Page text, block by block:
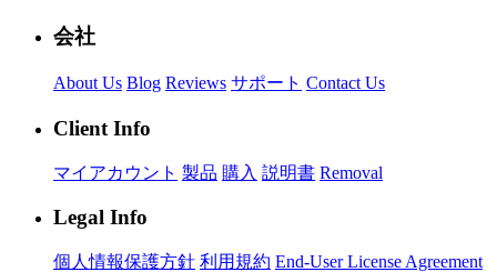
会社
About Us Blog Reviews サポート Contact Us
Client Info
マイアカウント 製品 購入 説明書 Removal
Legal Info
個人情報保護方針 利用規約 End-User License Agreement